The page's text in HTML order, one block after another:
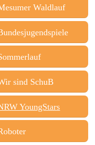
Waldlauf
sind SchuB
YoungStars